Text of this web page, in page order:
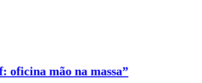
oficina mão na massa”